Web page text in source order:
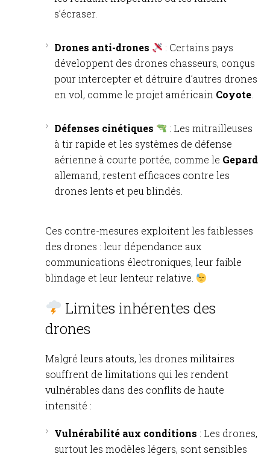
s’écraser.
Drones anti-drones
: Certains pays
développent des drones chasseurs, conçus
pour intercepter et détruire d’autres drones
en vol, comme le projet américain Coyote
Défenses cinétiques
: Les mitrailleuses
à tir rapide et les systèmes de défense
aérienne à courte portée, comme le Gepard
allemand, restent efficaces contre les
drones lents et peu blindés.
Ces contre-mesures exploitent les faiblesses
des drones : leur dépendance aux
communications électroniques, leur faible
blindage et leur lenteur relative.
Limites inhérentes des
drones
Malgré leurs atouts, les drones militaires
souffrent de limitations qui les rendent
vulnérables dans des conflits de haute
intensité :
Vulnérabilité aux conditions : Les drones,
surtout les modèles légers, sont sensibles